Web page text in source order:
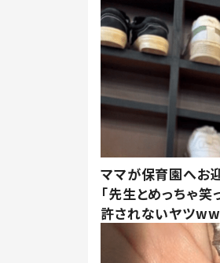
ママが保育園へ
「先生とめっちゃ
許されないヤツww